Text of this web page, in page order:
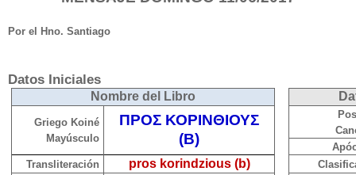
Por el Hno. Santiago
Datos Iniciales
Nombre del Libro
Griego Koiné
Mayúsculo
ΠΡΟΣ ΚΟΡΙΝΘΙΟΥΣ
(B)
Transliteración
pros korindzious (b)